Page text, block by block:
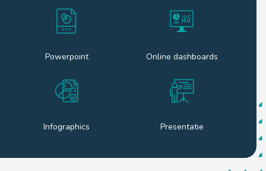
Powerpoint Online dashboards
Infographics Presentatie